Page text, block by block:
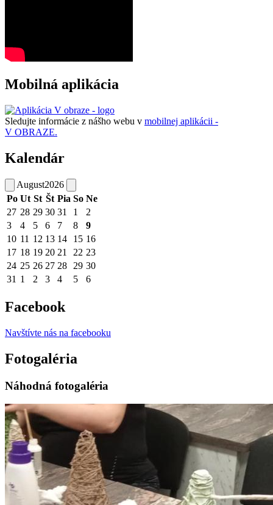
Mobilná aplikácia
Sledujte informácie z nášho webu v mobilnej aplikácii -
V OBRAZE.
Kalendár
August2026
Po Ut St Št Pia So Ne
27 28 29 30 31 1
2
3
4 5 6 7 8
9
10 11 12 13 14 15 16
17 18 19 20 21 22 23
24 25 26 27 28 29 30
31 1 2 3 4 5 6
Facebook
Navštívte nás na facebooku
Fotogaléria
Náhodná fotogaléria